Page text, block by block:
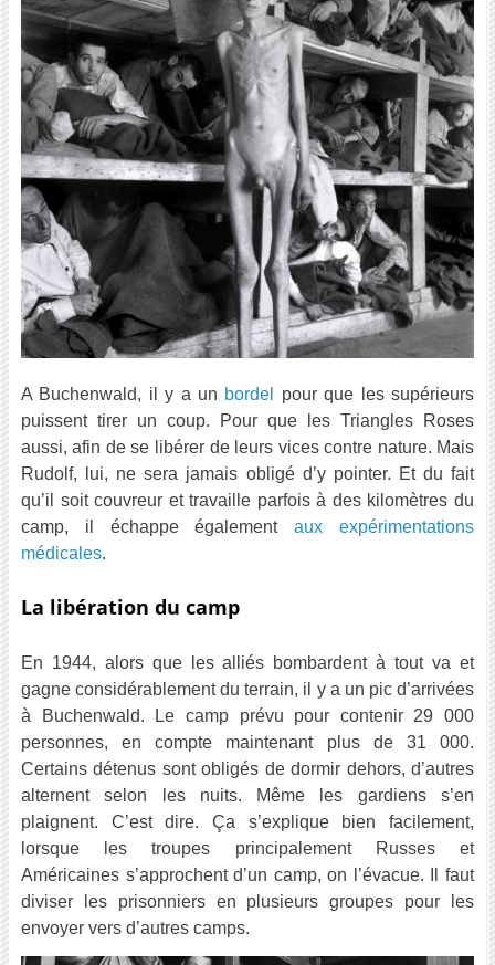
A Buchenwald, il y a un bordel pour que les supérieurs
puissent tirer un coup. Pour que les Triangles Roses
aussi, afin de se libérer de leurs vices contre nature. Mais
Rudolf, lui, ne sera jamais obligé d’y pointer. Et du fait
qu’il soit couvreur et travaille parfois à des kilomètres du
camp, il échappe égalementaux expérimentations
médicales.
La libération du camp
En 1944, alors que les alliés bombardent à tout va et
gagne considérablement du terrain, il y a un pic d’arrivées
à Buchenwald. Le camp prévu pour contenir 29 000
personnes, en compte maintenant plus de 31 000.
Certains détenus sont obligés de dormir dehors, d’autres
alternent selon les nuits. Même les gardiens s’en
plaignent. C’est dire. Ça s’explique bien facilement,
lorsque les troupes principalement Russes et
Américaines s’approchent d’un camp, on l’évacue. Il faut
diviser les prisonniers en plusieurs groupes pour les
envoyer vers d’autres camps.